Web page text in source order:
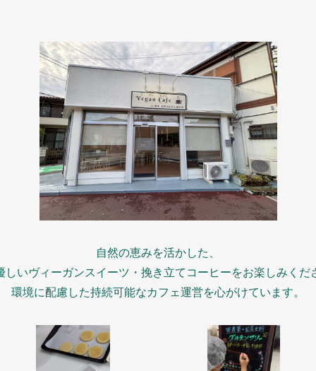
自然の恵みを活かした、
しいヴィーガンスイーツ・挽き立てコーヒーをお楽しみくだ
環境に配慮した持続可能なカフェ運営を心がけています。